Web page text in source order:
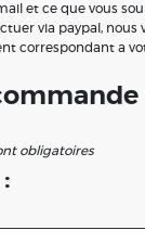
et ce que vous
via paypal, nous
correspondant a
obligatoires